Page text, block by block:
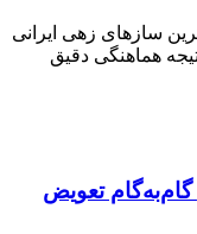
سازهای زهی ایرانی
هماهنگی دقیق
تعویض